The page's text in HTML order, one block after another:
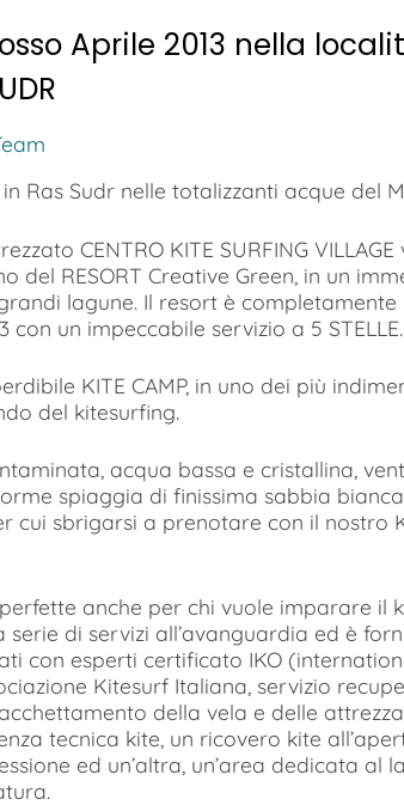
Aprile 2013 nella
in Ras Sudr nelle totalizzanti acque del
CENTRO KITE SURFING
del RESORT Creative Green, in un
lagune. Il resort è
con un impeccabile servizio a 5 STELLE.
KITE CAMP, in uno dei più
del kitesurfing.
acqua bassa e cristallina,
spiaggia di finissima sabbia
cui sbrigarsi a prenotare con il nostro
anche per chi vuole imparare il
di servizi all’avanguardia ed è
con esperti certificato IKO
Kitesurf Italiana, servizio
della vela e delle
tecnica kite, un ricovero kite
ed un’altra, un’area dedicata al